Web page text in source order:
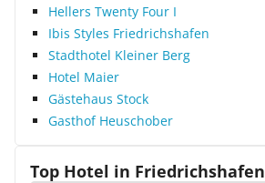
Hellers Twenty Four I
Ibis Styles Friedrichshafen
Stadthotel Kleiner Berg
Hotel Maier
Gästehaus Stock
Gasthof Heuschober
Top Hotel in Friedrichshafen